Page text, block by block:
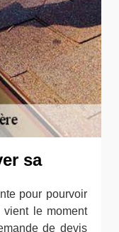
sa
pour pourvoir
vient le moment
de devis